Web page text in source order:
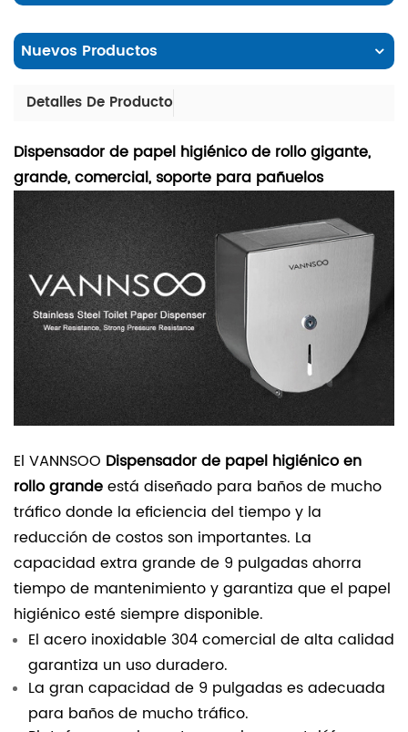
Nuevos Productos
Detalles De Producto
Dispensador de papel higiénico de rollo gigante,
grande, comercial, soporte para pañuelos
El VANNSOO Dispensador de papel higiénico en
rollo grandeestá diseñado para baños de mucho
tráfico donde la eficiencia del tiempo y la
reducción de costos son importantes. La
capacidad extra grande de 9 pulgadas ahorra
tiempo de mantenimiento y garantiza que el papel
higiénico esté siempre disponible.
El acero inoxidable 304 comercial de alta calidad
garantiza un uso duradero.
La gran capacidad de 9 pulgadas es adecuada
para baños de mucho tráfico.